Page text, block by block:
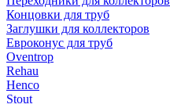
Концовки для труб
Заглушки для коллекторов
Евроконус для труб
Oventrop
Rehau
Henco
Stout